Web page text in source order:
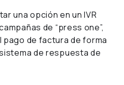
una opción en un IVR
de “press one”,
pago de factura de forma
de respuesta de